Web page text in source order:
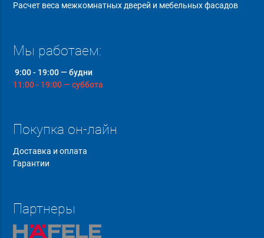
Расчет веса межкомнатных дверей и мебельных фасадов
Мы работаем:
9:00 - 19:00 — будни
11:00 - 19:00 — суббота
Покупка он-лайн
Доставка и оплата
Гарантии
Партнеры